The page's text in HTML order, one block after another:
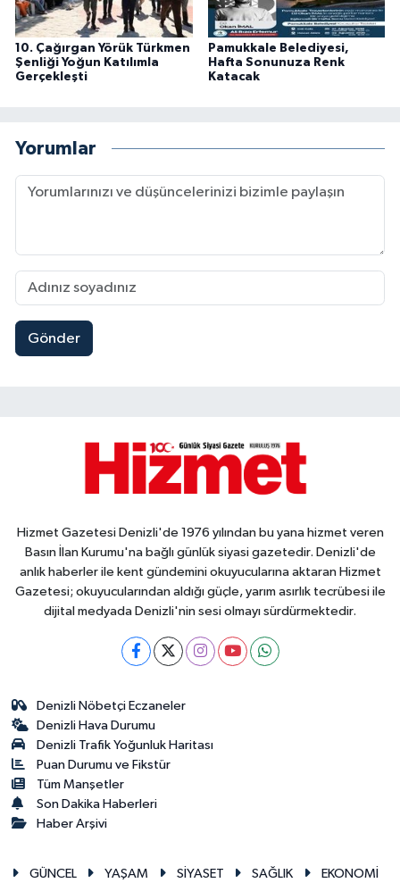
10. Çağırgan Yörük Türkmen
Şenliği Yoğun Katılımla
Gerçekleşti
Pamukkale Belediyesi,
Hafta Sonunuza Renk
Katacak
Yorumlar
Gönder
Hizmet Gazetesi Denizli'de 1976 yılından bu yana hizmet veren
Basın İlan Kurumu'na bağlı günlük siyasi gazetedir. Denizli'de
anlık haberler ile kent gündemini okuyucularına aktaran Hizmet
Gazetesi; okuyucularından aldığı güçle, yarım asırlık tecrübesi ile
dijital medyada Denizli'nin sesi olmayı sürdürmektedir.
Denizli Nöbetçi Eczaneler
Denizli Hava Durumu
Denizli Trafik Yoğunluk Haritası
Puan Durumu ve Fikstür
Tüm Manşetler
Son Dakika Haberleri
Haber Arşivi
GÜNCEL YAŞAM SİYASET SAĞLIK EKONOMİ